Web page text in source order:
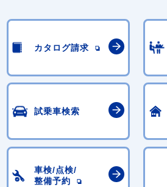
カタログ請求
試乗車検索
車検/点検/
整備予約